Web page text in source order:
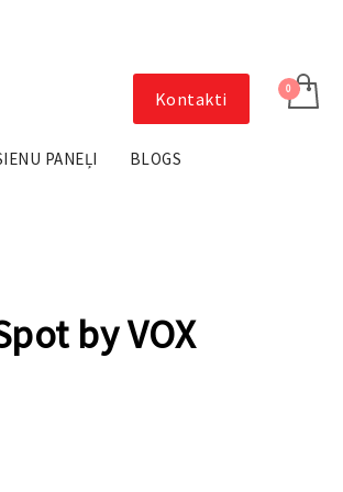
Kontakti
PANEĻI BLOGS
by VOX